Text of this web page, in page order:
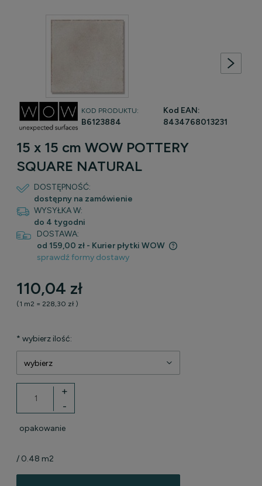
KOD PRODUKTU:
B6123884
Kod EAN:
8434768013231
15 x 15 cm WOW POTTERY
SQUARE NATURAL
DOSTĘPNOŚĆ:
dostępny na zamówienie
WYSYŁKA W:
do 4 tygodni
DOSTAWA:
od 159,00 zł - Kurier płytki WOW
Cena nie zawiera ewentualnych kosztów płatności
sprawdź formy dostawy
110,04 zł
(1 m2 = 228,30 zł )
* wybierz ilość:
-
+
opakowanie
/ 0.48 m2